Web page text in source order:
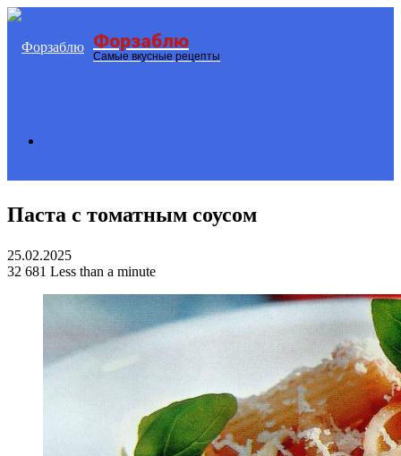
Menu Форзаблю
Самые вкусные рецепты
for
Паста с томатным соусом
25.02.2025
32 681 Less than a minute